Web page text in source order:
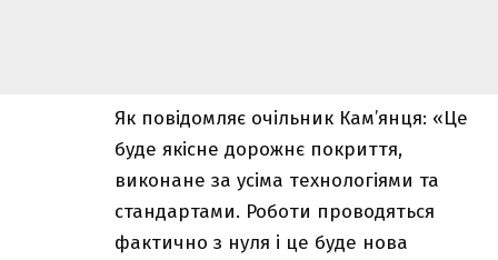
Як повідомляє очільник Кам’янця: «Це
буде якісне дорожнє покриття,
виконане за усіма технологіями та
стандартами. Роботи проводяться
фактично з нуля і це буде нова